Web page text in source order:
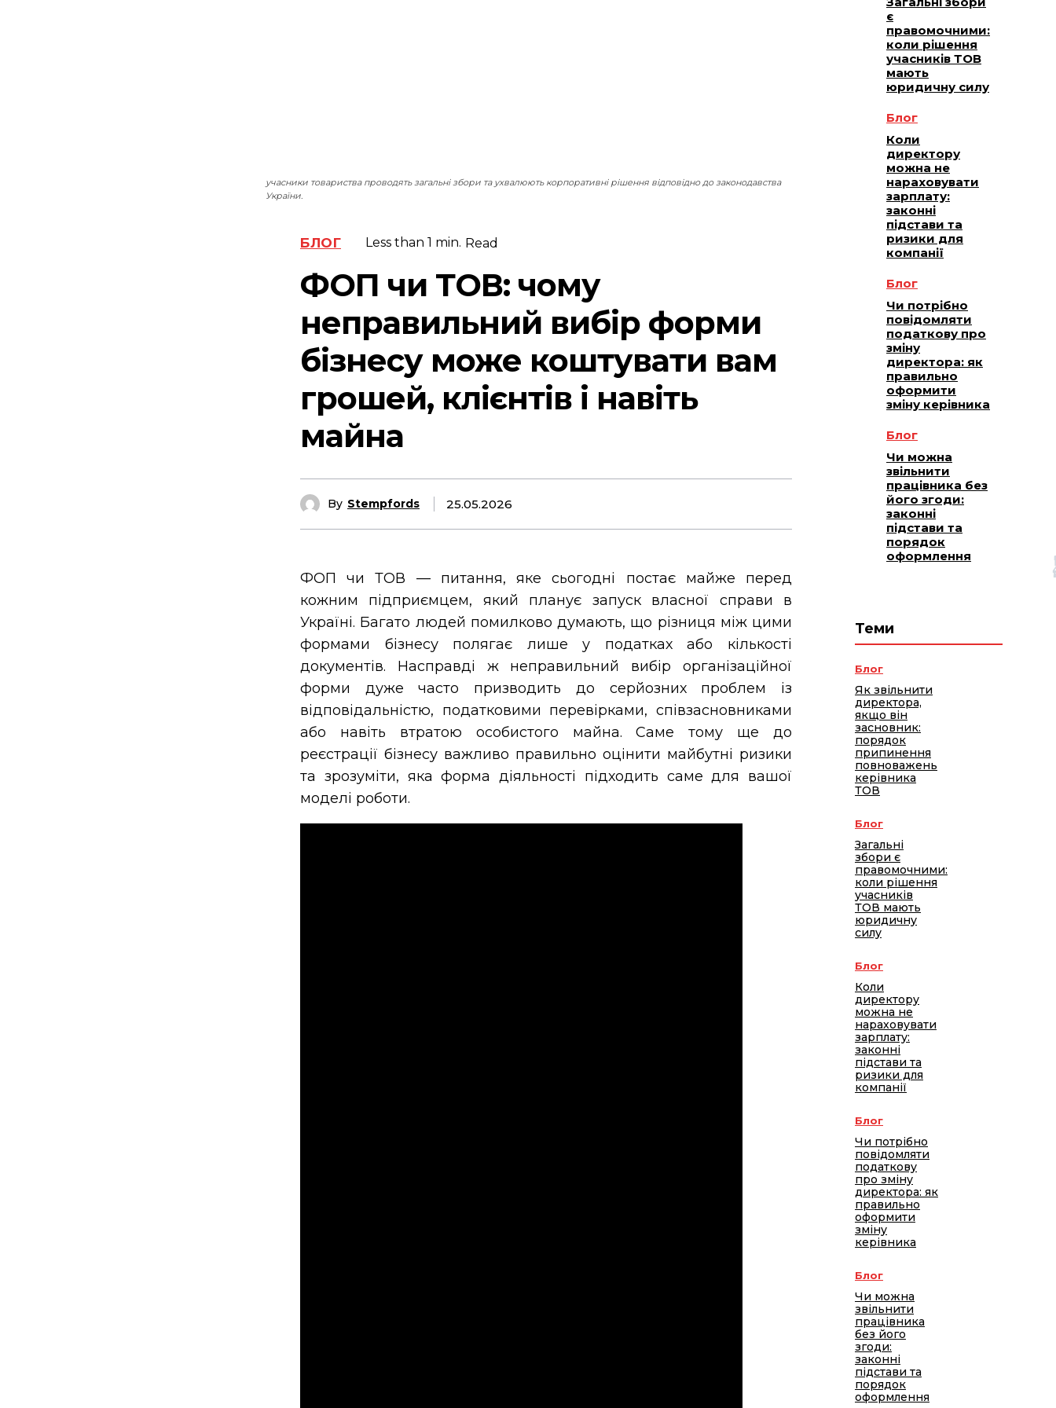
учасники товариства проводять загальні збори та ухвалюють корпоративні рішення відповідно до законодавства
України.
БЛОГ Less than 1 min. Read
ФОП чи ТОВ: чому
неправильний вибір форми
бізнесу може коштувати вам
грошей, клієнтів і навіть
майна
By Stempfords 25.05.2026
ФОП чи ТОВ — питання, яке сьогодні постає майже перед
кожним підприємцем, який планує запуск власної справи в
Україні. Багато людей помилково думають, що різниця між цими
формами бізнесу полягає лише у податках або кількості
документів. Насправді ж неправильний вибір організаційної
форми дуже часто призводить до серйозних проблем із
відповідальністю, податковими перевірками, співзасновниками
або навіть втратою особистого майна. Саме тому ще до
реєстрації бізнесу важливо правильно оцінити майбутні ризики
та зрозуміти, яка форма діяльності підходить саме для вашої
моделі роботи.
є
правомочними:
коли рішення
учасників ТОВ
мають
юридичну силу
Блог
Коли
директору
можна не
нараховувати
зарплату:
законні
підстави та
ризики для
компанії
Блог
Чи потрібно
повідомляти
податкову про
зміну
директора: як
правильно
оформити
зміну керівника
Блог
Чи можна
звільнити
працівника без
його згоди:
законні
підстави та
порядок
оформлення
Теми
Блог
Як звільнити
директора,
якщо він
засновник:
порядок
припинення
повноважень
керівника
ТОВ
Блог
Загальні
збори є
правомочними:
коли рішення
учасників
ТОВ мають
юридичну
силу
Блог
Коли
директору
можна не
нараховувати
зарплату:
законні
підстави та
ризики для
компанії
Блог
Чи потрібно
повідомляти
податкову
про зміну
директора: як
правильно
оформити
зміну
керівника
Блог
Чи можна
звільнити
працівника
без його
згоди:
законні
підстави та
порядок
оформлення